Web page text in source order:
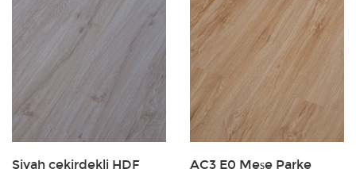
Siyah çekirdekli HDF
AC3 E0 Meşe Parke